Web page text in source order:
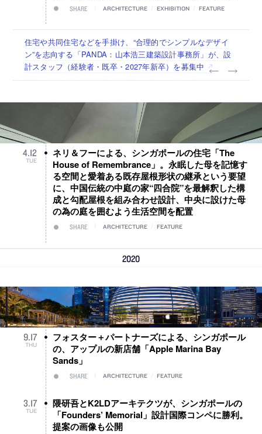
SHARE ARCHITECTURE EXHIBITION FEATURE
古民家を軸に全国で“価値循環の仕組み”を作り、リモートワ
ーク主体の働き方を実践する「株式会社つぎと」が、設計ス
タッフ（経験者・既卒）を募集中
リノベる株式会社が、設計パートナー (業務委託) を募集中
社会への影響力のある建築を手掛け、スタッフ同士で助け合
う環境づくりも行う「E.A.S.T.architects」が、設計スタッフ
（経験者・既卒・2027年新卒）を募集中
代官山を拠点に活動する「梅澤竜也 / ALA INC.」が、設計ス
タッフ・アルバイト・事務職を募集中
住宅や共同住宅などを手掛け、“合理的でシンプルなデザイ
ン”を志向する「PANDA：山本浩三建築設計事務所」が、設
計スタッフ（経験者・既卒・2027年新卒）を募集中
4.12
TUE
ネリ＆フーによる、シンガポールの住宅「The
House of Remembrance」。永眠した母を記憶す
る空間と愛着ある既存屋根形状の継承という要望
に、中国伝統の中庭の家“四合院”を最解釈した構
成と勾配屋根を組み合わせ設計、中央に設けた母
の為の庭を囲むよう生活空間を配置
SHARE ARCHITECTURE FEATURE
2020
9.17
THU
フォスター＋パートナーズによる、シンガポール
の、アップルの新店舗「Apple Marina Bay
Sands」
SHARE ARCHITECTURE FEATURE
3.17
TUE
隈研吾とK2LDアーキテクツが、シンガポールの
「Founders’ Memorial」設計国際コンペに勝利。
提案の画像も公開